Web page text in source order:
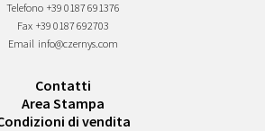
Telefono +39 0187 691376
Fax +39 0187 692703
Email info@czernys.com
Contatti
Area Stampa
di vendita